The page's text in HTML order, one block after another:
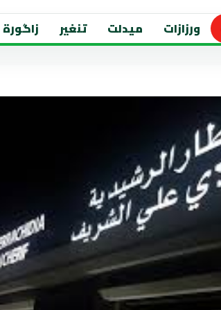
ورزازات ميدلت تنغير زاگورة